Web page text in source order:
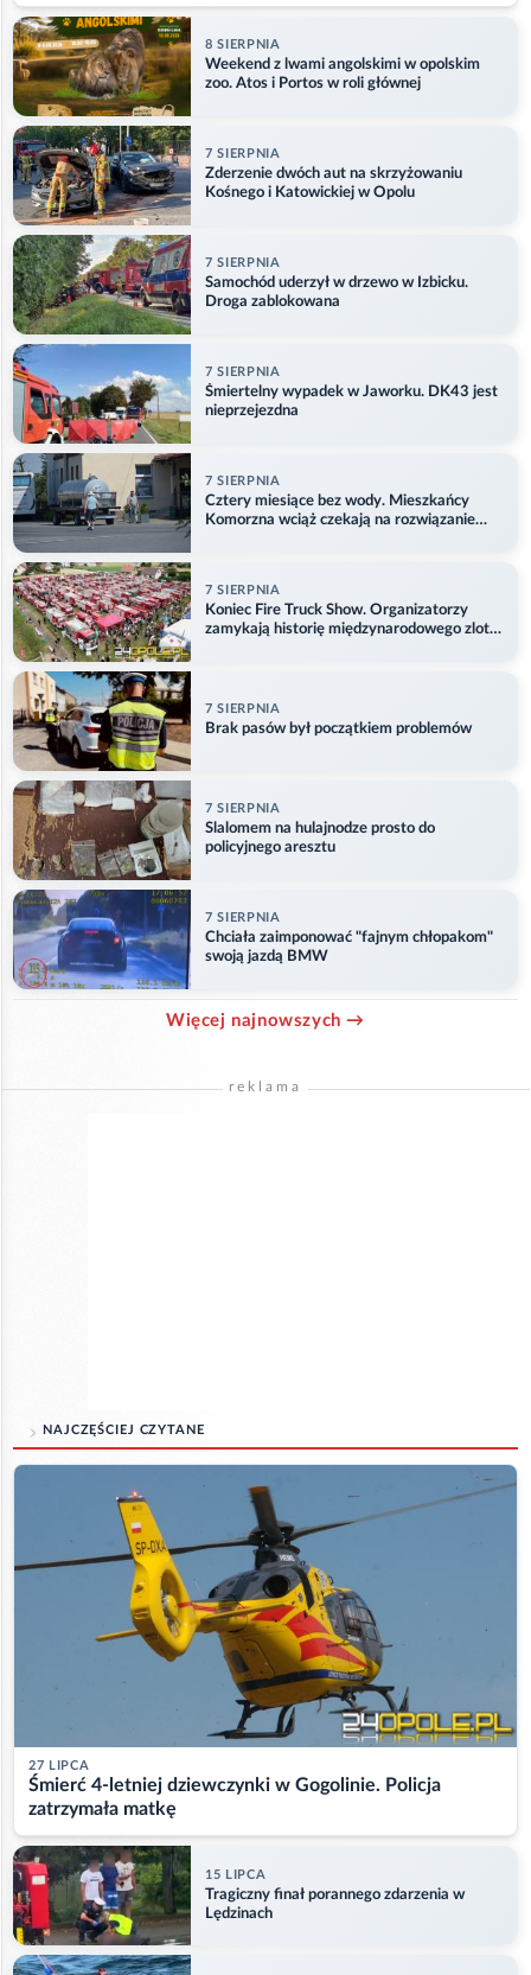
8 SIERPNIA
Weekend z lwami angolskimi w opolskim
zoo. Atos i Portos w roli głównej
7 SIERPNIA
Zderzenie dwóch aut na skrzyżowaniu
Kośnego i Katowickiej w Opolu
7 SIERPNIA
Samochód uderzył w drzewo w Izbicku.
Droga zablokowana
7 SIERPNIA
Śmiertelny wypadek w Jaworku. DK43 jest
nieprzejezdna
7 SIERPNIA
Cztery miesiące bez wody. Mieszkańcy
Komorzna wciąż czekają na rozwiązanie
7 SIERPNIA
Koniec Fire Truck Show. Organizatorzy
zamykają historię międzynarodowego zlotu
7 SIERPNIA
Brak pasów był początkiem problemów
7 SIERPNIA
Slalomem na hulajnodze prosto do
policyjnego aresztu
7 SIERPNIA
Chciała zaimponować "fajnym chłopakom"
swoją jazdą BMW
Więcej najnowszych →
reklama
NAJCZĘŚCIEJ CZYTANE
27 LIPCA
Śmierć 4-letniej dziewczynki w Gogolinie. Policja
zatrzymała matkę
15 LIPCA
Tragiczny finał porannego zdarzenia w
Lędzinach